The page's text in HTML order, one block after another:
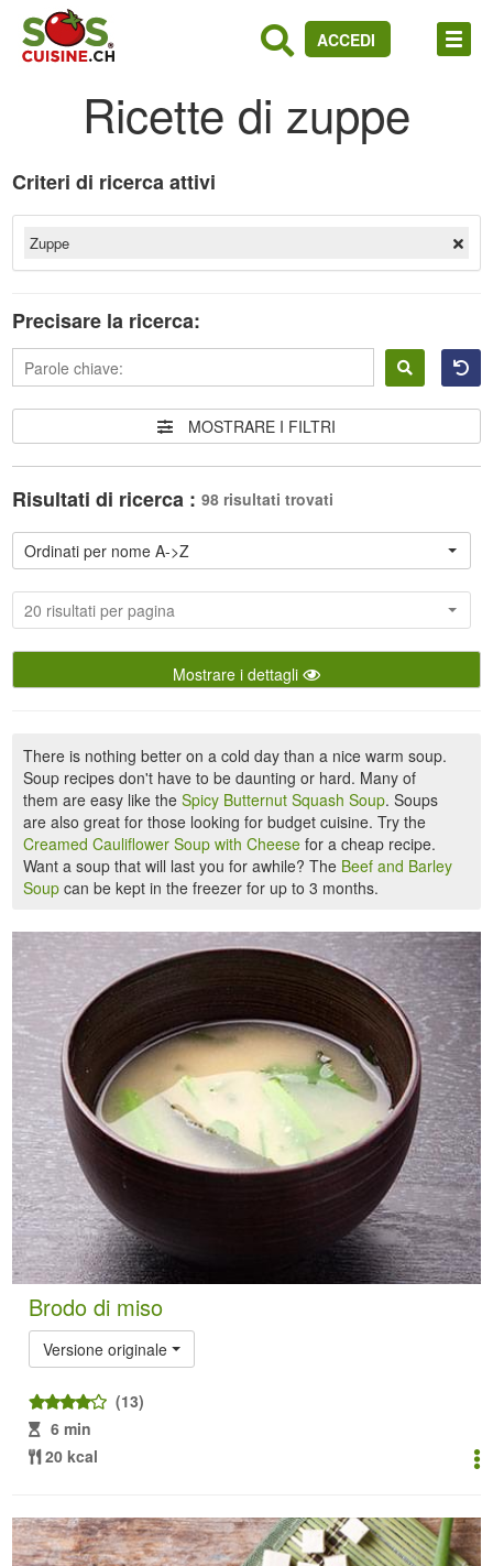
ACCEDI
Ricette di zuppe
Criteri di ricerca attivi
Zuppe
Precisare la ricerca:
MOSTRARE I FILTRI
Risultati di ricerca : 98 risultati trovati
Ordinati per nome A->Z
20 risultati per pagina
Mostrare i dettagli
There is nothing better on a cold day than a nice warm soup.
Soup recipes don't have to be daunting or hard. Many of
them are easy like theSpicy Butternut Squash Soup. Soups
are also great for those looking for budget cuisine. Try the
Creamed Cauliflower Soup with Cheese for a cheap recipe.
Want a soup that will last you for awhile? The Beef and Barley
Soup can be kept in the freezer for up to 3 months.
Brodo di miso
Versione originale
(13)
6 min
20 kcal